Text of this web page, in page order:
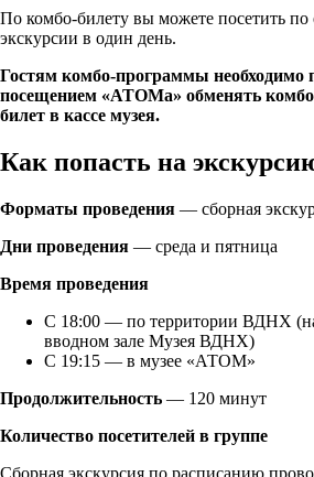
По комбо-билету вы можете посетить по
экскурсии в один день.
Гостям комбо-программы необходимо
посещением «АТОМа» обменять
билет в кассе музея.
Как попасть на
Форматы проведения — сборная
Дни проведения — среда и пятница
Время проведения
С 18:00 — по территории ВДНХ
вводном зале Музея ВДНХ)
С 19:15 — в музее «АТОМ»
Продолжительность — 120 минут
Количество посетителей в группе
Сборная экскурсия по расписанию